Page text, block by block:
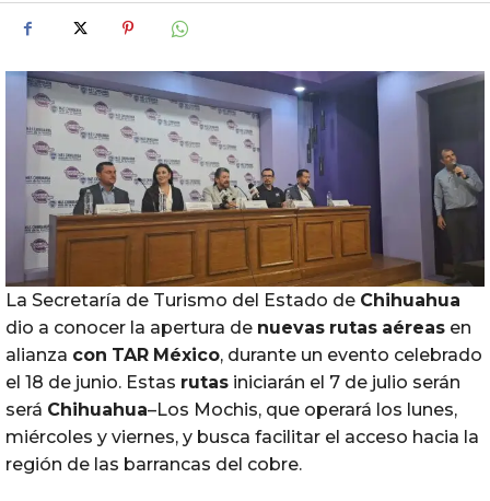
La Secretaría de Turismo del Estado de Chihuahua
dio a conocer la apertura de nuevas rutas aéreas en
alianza con TAR México, durante un evento celebrado
el 18 de junio. Estas rutas iniciarán el 7 de julio serán
será Chihuahua–Los Mochis, que operará los lunes,
miércoles y viernes, y busca facilitar el acceso hacia la
región de las barrancas del cobre.